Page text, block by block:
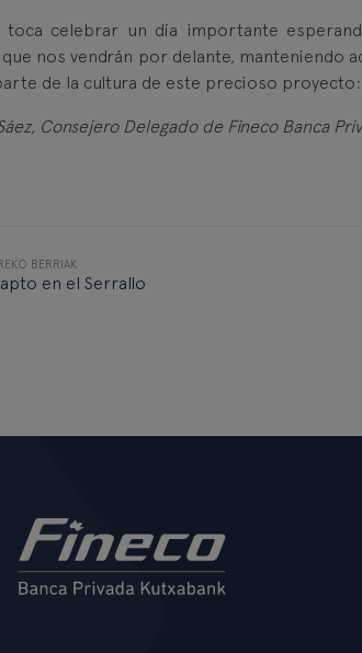
toca celebrar un día importante
nos vendrán por delante, manteniendo
de la cultura de este precioso proyecto:
Consejero Delegado de Fineco Banca
BERRIAK
en el Serrallo